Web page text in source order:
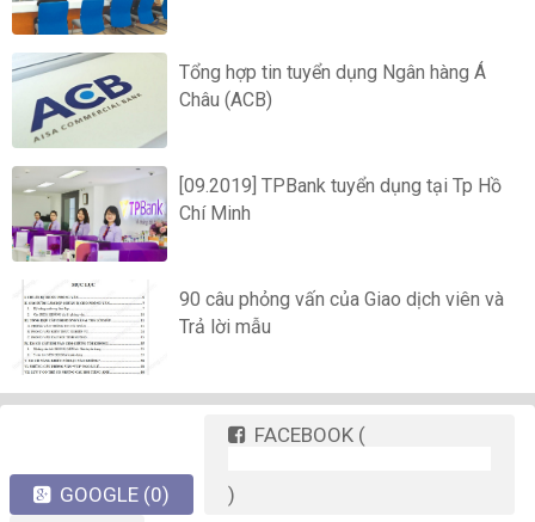
Tổng hợp tin tuyển dụng Ngân hàng Á
Châu (ACB)
[09.2019] TPBank tuyển dụng tại Tp Hồ
Chí Minh
90 câu phỏng vấn của Giao dịch viên và
Trả lời mẫu
GOOGLE (0)
FACEBOOK (
)